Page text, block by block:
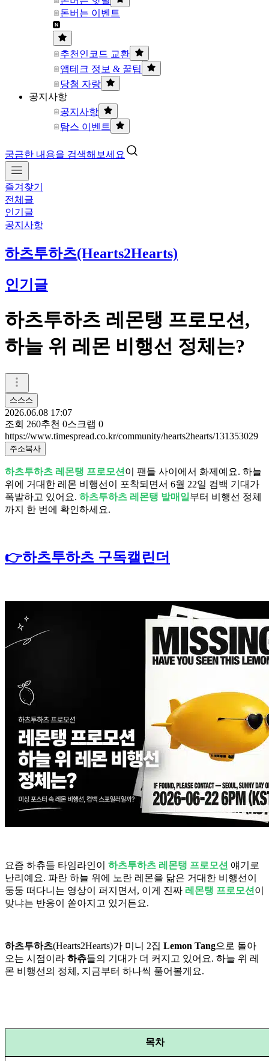
돈버는 이벤트
추천인코드 교환
앱테크 정보 & 꿀팁
당첨 자랑
공지사항
공지사항
탐스 이벤트
궁금한 내용을 검색해보세요
즐겨찾기
전체글
인기글
공지사항
하츠투하츠(Hearts2Hearts)
인기글
하츠투하츠 레몬탱 프로모션,
하늘 위 레몬 비행선 정체는?
스스스
2026.06.08 17:07
조회 260추천 0스크랩 0
https://www.timespread.co.kr/community/hearts2hearts/131353029
주소복사
하츠투하츠 레몬탱 프로모션 이 팬들 사이에서 화제예요. 하늘
위에 거대한 레몬 비행선이 포착되면서 6월 22일 컴백 기대가
폭발하고 있어요. 하츠투하츠 레몬탱 발매일 부터 비행선 정체
까지 한 번에 확인하세요.
👉하츠투하츠 구독캘린더
요즘 하츄들 타임라인이 하츠투하츠 레몬탱 프로모션 얘기로
난리예요. 파란 하늘 위에 노란 레몬을 닮은 거대한 비행선이
둥둥 떠다니는 영상이 퍼지면서, 이게 진짜 레몬탱 프로모션 이
맞냐는 반응이 쏟아지고 있거든요.
하츠투하츠(Hearts2Hearts)가 미니 2집 Lemon Tang으로 돌아
오는 시점이라 하츄들의 기대가 더 커지고 있어요. 하늘 위 레
몬 비행선의 정체, 지금부터 하나씩 풀어볼게요.
목차